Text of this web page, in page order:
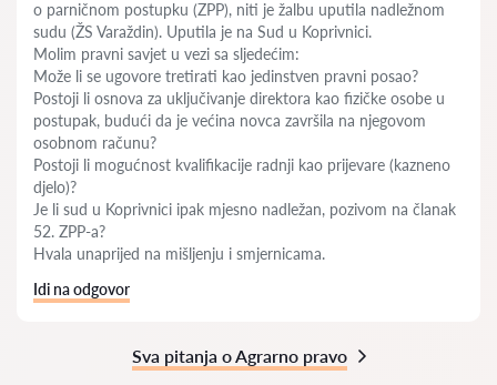
o parničnom postupku (ZPP), niti je žalbu uputila nadležnom
sudu (ŽS Varaždin). Uputila je na Sud u Koprivnici.
Molim pravni savjet u vezi sa sljedećim:
Može li se ugovore tretirati kao jedinstven pravni posao?
Postoji li osnova za uključivanje direktora kao fizičke osobe u
postupak, budući da je većina novca završila na njegovom
osobnom računu?
Postoji li mogućnost kvalifikacije radnji kao prijevare (kazneno
djelo)?
Je li sud u Koprivnici ipak mjesno nadležan, pozivom na članak
52. ZPP-a?
Hvala unaprijed na mišljenju i smjernicama.
Idi na odgovor
Sva pitanja o Agrarno pravo